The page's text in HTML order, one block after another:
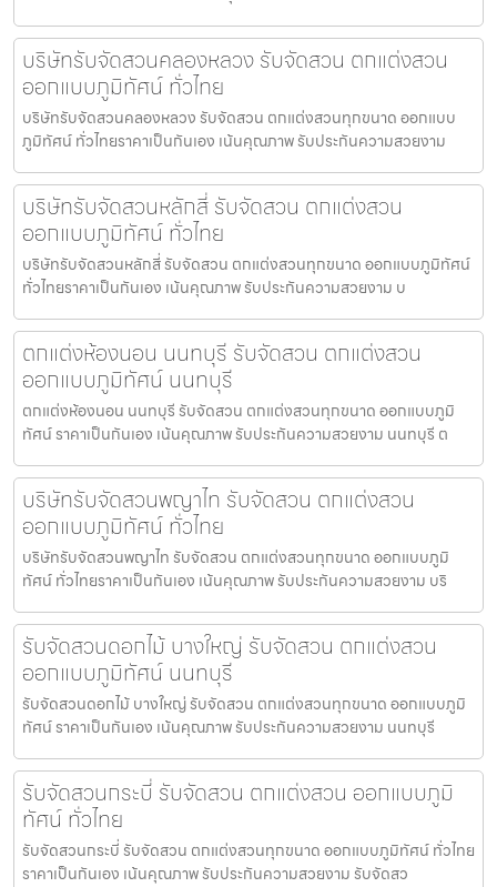
บริษัทรับจัดสวนคลองหลวง รับจัดสวน ตกแต่งสวน
ออกแบบภูมิทัศน์ ทั่วไทย
บริษัทรับจัดสวนคลองหลวง รับจัดสวน ตกแต่งสวนทุกขนาด ออกแบบ
ภูมิทัศน์ ทั่วไทยราคาเป็นกันเอง เน้นคุณภาพ รับประกันความสวยงาม
บริษัทรับจัดสวนหลักสี่ รับจัดสวน ตกแต่งสวน
ออกแบบภูมิทัศน์ ทั่วไทย
บริษัทรับจัดสวนหลักสี่ รับจัดสวน ตกแต่งสวนทุกขนาด ออกแบบภูมิทัศน์
ทั่วไทยราคาเป็นกันเอง เน้นคุณภาพ รับประกันความสวยงาม บ
ตกแต่งห้องนอน นนทบุรี รับจัดสวน ตกแต่งสวน
ออกแบบภูมิทัศน์ นนทบุรี
ตกแต่งห้องนอน นนทบุรี รับจัดสวน ตกแต่งสวนทุกขนาด ออกแบบภูมิ
ทัศน์ ราคาเป็นกันเอง เน้นคุณภาพ รับประกันความสวยงาม นนทบุรี ต
บริษัทรับจัดสวนพญาไท รับจัดสวน ตกแต่งสวน
ออกแบบภูมิทัศน์ ทั่วไทย
บริษัทรับจัดสวนพญาไท รับจัดสวน ตกแต่งสวนทุกขนาด ออกแบบภูมิ
ทัศน์ ทั่วไทยราคาเป็นกันเอง เน้นคุณภาพ รับประกันความสวยงาม บริ
รับจัดสวนดอกไม้ บางใหญ่ รับจัดสวน ตกแต่งสวน
ออกแบบภูมิทัศน์ นนทบุรี
รับจัดสวนดอกไม้ บางใหญ่ รับจัดสวน ตกแต่งสวนทุกขนาด ออกแบบภูมิ
ทัศน์ ราคาเป็นกันเอง เน้นคุณภาพ รับประกันความสวยงาม นนทบุรี
รับจัดสวนกระบี่ รับจัดสวน ตกแต่งสวน ออกแบบภูมิ
ทัศน์ ทั่วไทย
รับจัดสวนกระบี่ รับจัดสวน ตกแต่งสวนทุกขนาด ออกแบบภูมิทัศน์ ทั่วไทย
ราคาเป็นกันเอง เน้นคุณภาพ รับประกันความสวยงาม รับจัดสว